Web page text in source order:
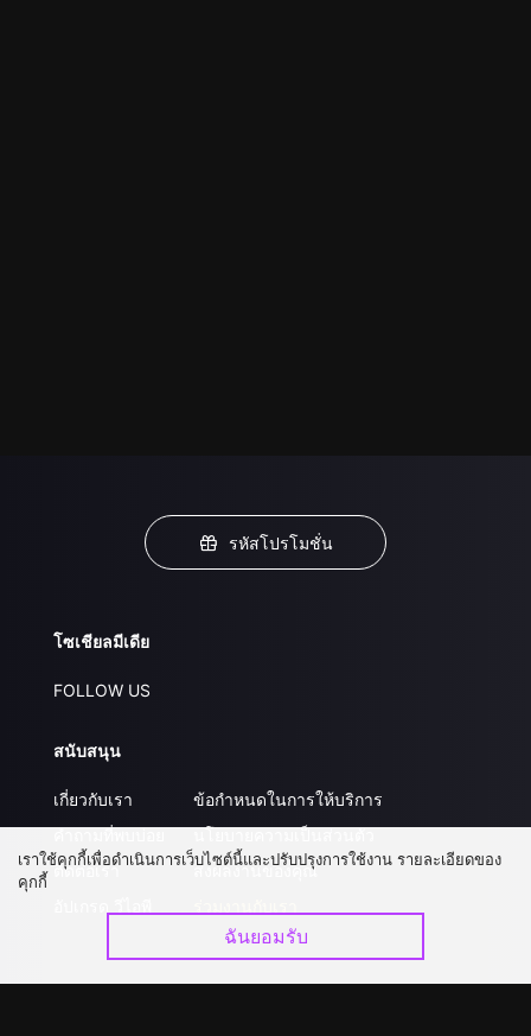
รหัสโปรโมชั่น
โซเชียลมีเดีย
FOLLOW US
สนับสนุน
เกี่ยวกับเรา
ติดต่อเรา
ข้อกำหนดในการให้บริการ
ส่งผลงานของคุณ
เราใช้คุกกี้เพื่อดำเนินการเว็บไซต์นี้และปรับปรุงการใช้งาน รายละเอียดของ
คุกกี้
ฉันยอมรับ